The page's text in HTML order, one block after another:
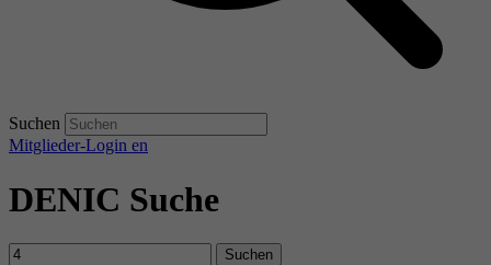
Suchen
Mitglieder-Login en
DENIC Suche
Suchen